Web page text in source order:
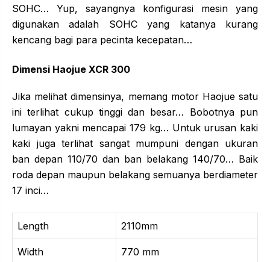
SOHC… Yup, sayangnya konfigurasi mesin yang
digunakan adalah SOHC yang katanya kurang
kencang bagi para pecinta kecepatan…
Dimensi Haojue XCR 300
Jika melihat dimensinya, memang motor Haojue satu
ini terlihat cukup tinggi dan besar… Bobotnya pun
lumayan yakni mencapai 179 kg… Untuk urusan kaki
kaki juga terlihat sangat mumpuni dengan ukuran
ban depan 110/70 dan ban belakang 140/70… Baik
roda depan maupun belakang semuanya berdiameter
17 inci…
Length 2110mm
Width 770 mm